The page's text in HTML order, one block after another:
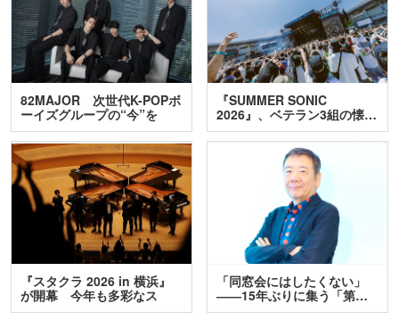
82MAJOR 次世代K-POPボ
ーイズグループの“今”を
訊…
『SUMMER SONIC
2026』、ベテラン3組の懐…
『スタクラ 2026 in 横浜』
が開幕 今年も多彩なス
テ…
「同窓会にはしたくない」
――15年ぶりに集う「第…